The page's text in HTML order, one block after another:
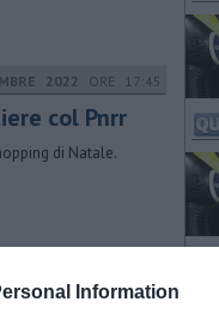
Information
2022 ORE 17:45
col Pnrr
di Natale.
assessori